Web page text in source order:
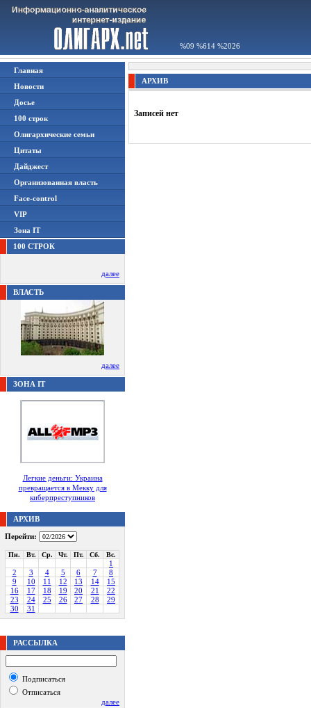
%09 %614 %2026
Главная
Новости
Досье
100 строк
Олигархические семьи
Цитаты
Дайджест
Организованная власть
Face-control
VIP
Зона IT
100 СТРОК
далее
ВЛАСТЬ
далее
ЗОНА IT
Легкие деньги: Украина
превращается в Мекку для
киберпреступников
АРХИВ
Перейти:
Пн. Вт. Ср. Чт. Пт. Сб. Вс.
1
2
3 4 5 6 7
8
9
10 11 12 13 14
15
16
17 18 19 20 21
22
23
24 25 26 27 28
29
30
31
РАССЫЛКА
Подписаться
Отписаться
далее
АРХИВ
Записей нет